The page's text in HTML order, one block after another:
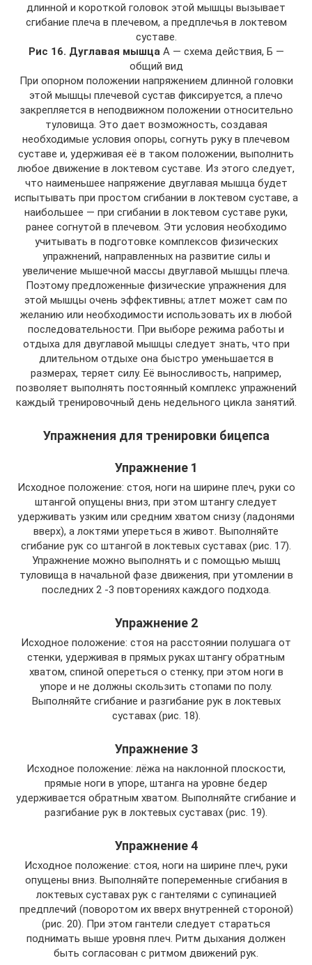
длинной и короткой головок этой мышцы вызывает
сгибание плеча в плечевом, а предплечья в локтевом
суставе.
Рис 16. Дуглавая мышцаА — схема действия, Б —
общий вид
При опорном положении напряжением длинной головки
этой мышцы плечевой сустав фиксируется, а плечо
закрепляется в неподвижном положении относительно
туловища. Это дает возможность, создавая
необходимые условия опоры, согнуть руку в плечевом
суставе и, удерживая её в таком положении, выполнить
любое движение в локтевом суставе. Из этого следует,
что наименьшее напряжение двуглавая мышца будет
испытывать при простом сгибании в локтевом суставе, а
наибольшее — при сгибании в локтевом суставе руки,
ранее согнутой в плечевом. Эти условия необходимо
учитывать в подготовке комплексов физических
упражнений, направленных на развитие силы и
увеличение мышечной массы двуглавой мышцы плеча.
Поэтому предложенные физические упражнения для
этой мышцы очень эффективны; атлет может сам по
желанию или необходимости использовать их в любой
последовательности. При выборе режима работы и
отдыха для двуглавой мышцы следует знать, что при
длительном отдыхе она быстро уменьшается в
размерах, теряет силу. Её выносливость, например,
позволяет выполнять постоянный комплекс упражнений
каждый тренировочный день недельного цикла занятий.
Упражнения для тренировки бицепса
Упражнение 1
Исходное положение: стоя, ноги на ширине плеч, руки со
штангой опущены вниз, при этом штангу следует
удерживать узким или средним хватом снизу (ладонями
вверх), а локтями упереться в живот. Выполняйте
сгибание рук со штангой в локтевых суставах (рис. 17).
Упражнение можно выполнять и с помощью мышц
туловища в начальной фазе движения, при утомлении в
последних 2 -3 повторениях каждого подхода.
Упражнение 2
Исходное положение: стоя на расстоянии полушага от
стенки, удерживая в прямых руках штангу обратным
хватом, спиной опереться о стенку, при этом ноги в
упоре и не должны скользить стопами по полу.
Выполняйте сгибание и разгибание рук в локтевых
суставах (рис. 18).
Упражнение 3
Исходное положение: лёжа на наклонной плоскости,
прямые ноги в упоре, штанга на уровне бедер
удерживается обратным хватом. Выполняйте сгибание и
разгибание рук в локтевых суставах (рис. 19).
Упражнение 4
Исходное положение: стоя, ноги на ширине плеч, руки
опущены вниз. Выполняйте попеременные сгибания в
локтевых суставах рук с гантелями с супинацией
предплечий (поворотом их вверх внутренней стороной)
(рис. 20). При этом гантели следует стараться
поднимать выше уровня плеч. Ритм дыхания должен
быть согласован с ритмом движений рук.